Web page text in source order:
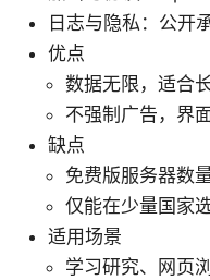
日志与隐私：公开
优点
数据无限，适合
不强制广告，界
缺点
免费版服务器数
仅能在少量国家
适用场景
学习研究、网页